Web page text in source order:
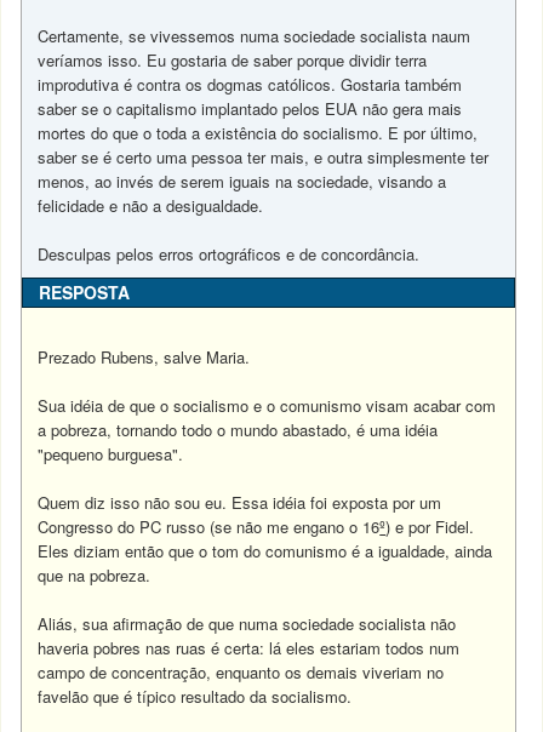
Certamente, se vivessemos numa sociedade socialista naum
veríamos isso. Eu gostaria de saber porque dividir terra
improdutiva é contra os dogmas católicos. Gostaria também
saber se o capitalismo implantado pelos EUA não gera mais
mortes do que o toda a existência do socialismo. E por último,
saber se é certo uma pessoa ter mais, e outra simplesmente ter
menos, ao invés de serem iguais na sociedade, visando a
felicidade e não a desigualdade.
Desculpas pelos erros ortográficos e de concordância.
RESPOSTA
Prezado Rubens, salve Maria.
Sua idéia de que o socialismo e o comunismo visam acabar com
a pobreza, tornando todo o mundo abastado, é uma idéia
"pequeno burguesa".
Quem diz isso não sou eu. Essa idéia foi exposta por um
Congresso do PC russo (se não me engano o 16º) e por Fidel.
Eles diziam então que o tom do comunismo é a igualdade, ainda
que na pobreza.
Aliás, sua afirmação de que numa sociedade socialista não
haveria pobres nas ruas é certa: lá eles estariam todos num
campo de concentração, enquanto os demais viveriam no
favelão que é típico resultado da socialismo.